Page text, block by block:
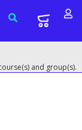
and group(s).